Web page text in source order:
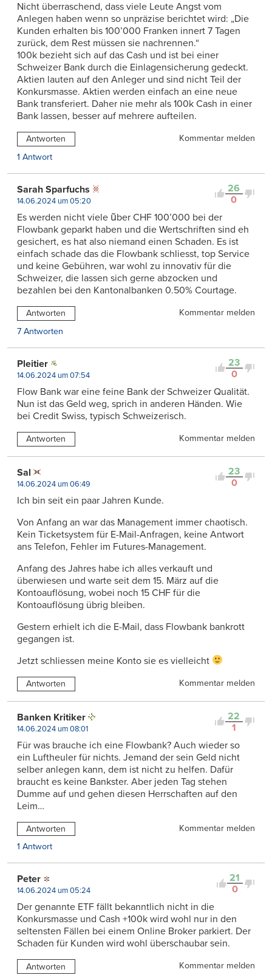
Nicht überraschend, dass viele Leute Angst vom
Anlegen haben wenn so unpräzise berichtet wird: „Die
Kunden erhalten bis 100’000 Franken innert 7 Tagen
zurück, dem Rest müssen sie nachrennen.“
100k bezieht sich auf das Cash und ist bei einer
Schweizer Bank durch die Einlagensicherung gedeckt.
Aktien lauten auf den Anleger und sind nicht Teil der
Konkursmasse. Aktien werden einfach an eine neue
Bank transferiert. Daher nie mehr als 100k Cash in einer
Bank lassen, besser auf mehrere aufteilen.
Antworten
Kommentar melden
1 Antwort
26
0
Sarah Sparfuchs
14.06.2024 um 05:20
Es werden nicht viele ũber CHF 100’000 bei der
Flowbank geparkt haben und die Wertschriften sind eh
gesichert, es hat also niemand einen Schaden. Es ist
einfach schade das die Flowbank schliesst, top Service
und keine Gebühren, war wohl zu innovativ für die
Schweizer, die lassen sich gerne abzocken und
bezahlen bei den Kantonalbanken 0.50% Courtage.
Antworten
Kommentar melden
7 Antworten
23
0
Pleitier
14.06.2024 um 07:54
Flow Bank war eine feine Bank der Schweizer Qualität.
Nun ist das Geld weg, sprich in anderen Händen. Wie
bei Credit Swiss, typisch Schweizerisch.
Antworten Kommentar melden
23
0
Sal
14.06.2024 um 06:49
Ich bin seit ein paar Jahren Kunde.
Von Anfang an war das Management immer chaotisch.
Kein Ticketsystem für E-Mail-Anfragen, keine Antwort
ans Telefon, Fehler im Futures-Management.
Anfang des Jahres habe ich alles verkauft und
überwiesen und warte seit dem 15. März auf die
Kontoauflösung, wobei noch 15 CHF für die
Kontoauflösung übrig bleiben.
Gestern erhielt ich die E-Mail, dass Flowbank bankrott
gegangen ist.
Jetzt schliessen meine Konto sie es vielleicht
Antworten Kommentar melden
22
1
Banken Kritiker
14.06.2024 um 08:01
Für was brauche ich eine Flowbank? Auch wieder so
ein Luftheuler für nichts. Jemand der sein Geld nicht
selber anlegen kann, dem ist nicht zu helfen. Dafür
braucht es keine Bankster. Aber jeden Tag stehen
Dumme auf und gehen diesen Herrschaften auf den
Leim…
Antworten
Kommentar melden
1 Antwort
21
0
Peter
14.06.2024 um 05:24
Der genannte ETF fällt bekanntlich nicht in die
Konkursmasse und Cash +100k wird wohl nur in den
seltensten Fällen bei einem Online Broker parkiert. Der
Schaden für Kunden wird wohl überschaubar sein.
Antworten Kommentar melden